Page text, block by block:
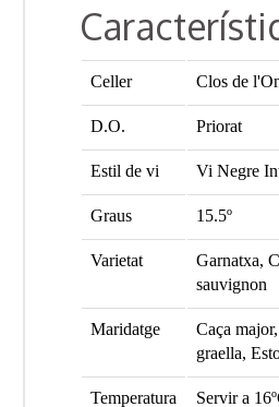
Celler Clos de
D.O. Priorat
Estil de vi Vi Negre
Graus 15.5º
Varietat
Garnatxa,
sauvignon
Maridatge
Caça
graella,
Temperatura
Servir a